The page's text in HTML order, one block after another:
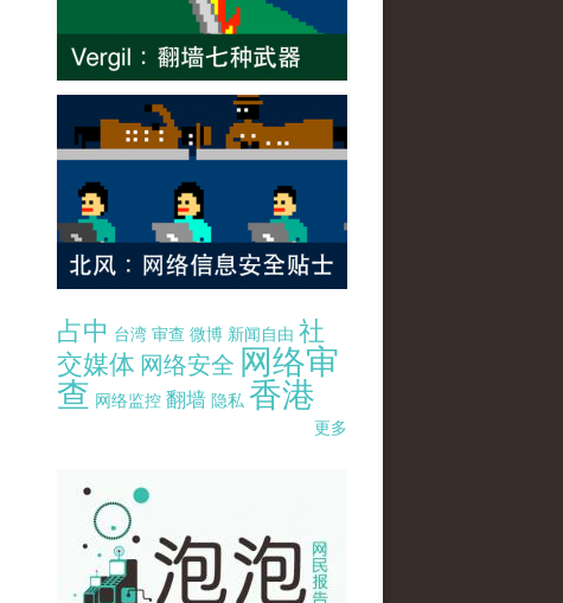
占中 台湾 审查 微博 新闻自由 社
交媒体 网络安全 网络审
查 网络监控 翻墙 隐私 香港
更多
pao-pao-banner-mirror-site-120814.jpg